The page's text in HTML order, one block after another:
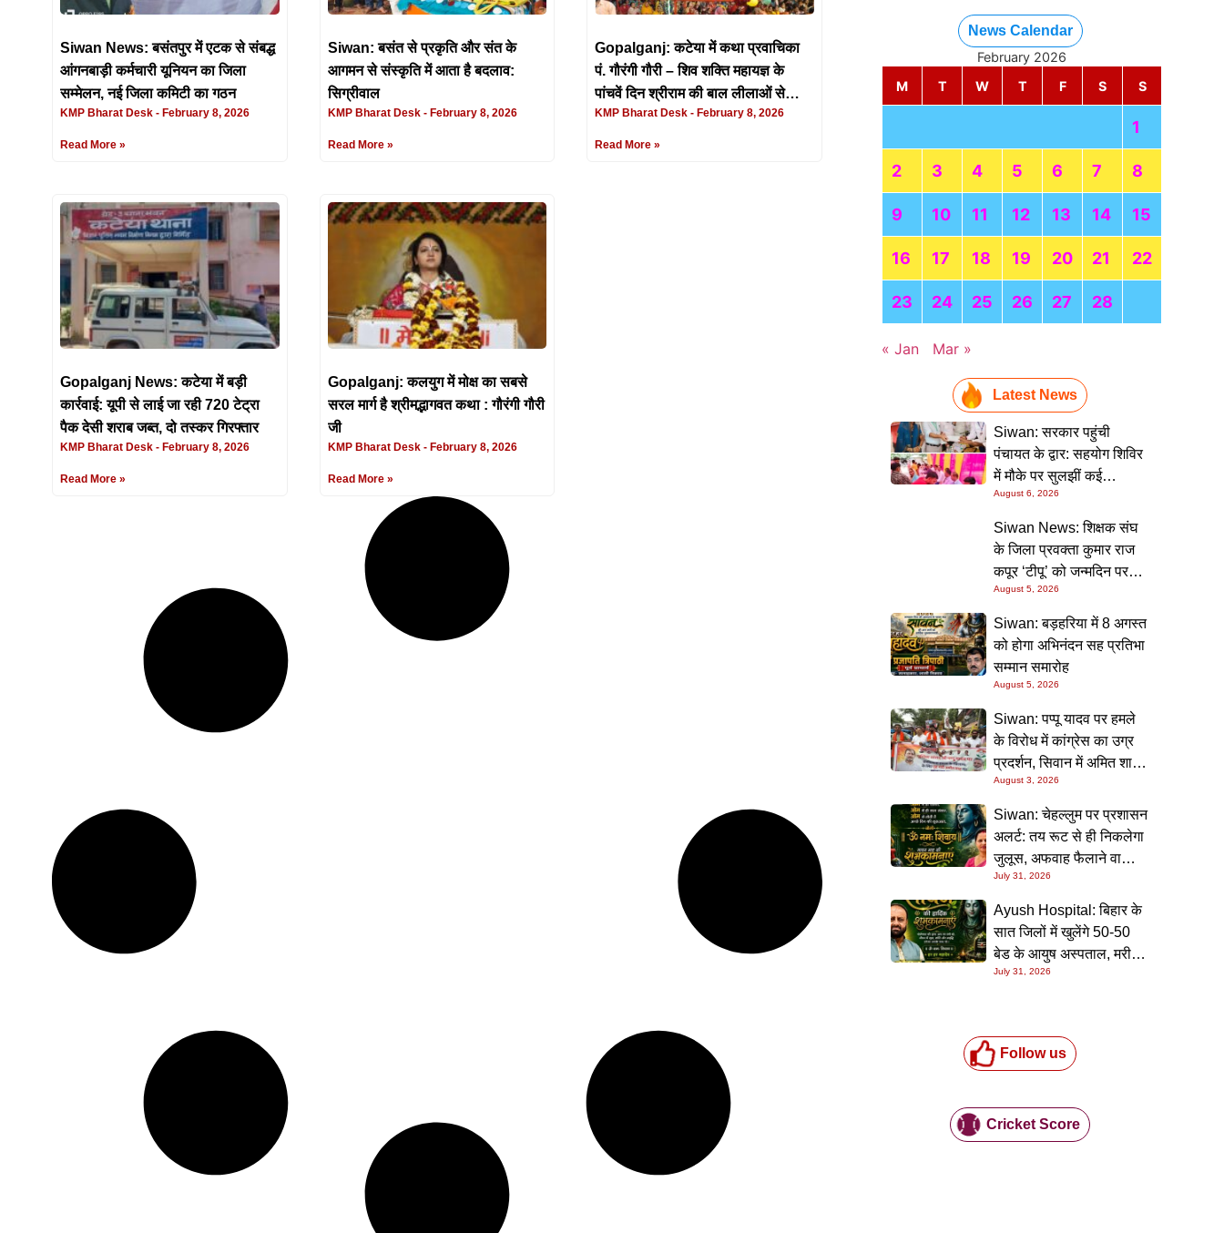
Siwan News: बसंतपुर में एटक से संबद्ध
आंगनबाड़ी कर्मचारी यूनियन का जिला
सम्मेलन, नई जिला कमिटी का गठन
KMP Bharat Desk February 8, 2026
Read More »
Siwan: बसंत से प्रकृति और संत के
आगमन से संस्कृति में आता है बदलाव:
सिग्रीवाल
KMP Bharat Desk February 8, 2026
Read More »
Gopalganj: कटेया में कथा प्रवाचिका
पं. गौरंगी गौरी – शिव शक्ति महायज्ञ के
पांचवें दिन श्रीराम की बाल लीलाओं से
भावविभोर हुए श्रद्धालु
KMP Bharat Desk February 8, 2026
Read More »
Gopalganj News: कटेया में बड़ी
कार्रवाई: यूपी से लाई जा रही 720 टेट्रा
पैक देसी शराब जब्त, दो तस्कर गिरफ्तार
KMP Bharat Desk February 8, 2026
Read More »
Gopalganj: कलयुग में मोक्ष का सबसे
सरल मार्ग है श्रीमद्भागवत कथा : गौरंगी गौरी
जी
KMP Bharat Desk February 8, 2026
Read More »
News Calendar
February 2026
M
T W T F S S
1
2 3 4 5 6 7 8
9 10 11 12 13 14 15
16 17 18 19 20 21 22
23 24 25 26 27 28
« Jan Mar »
Latest News
Siwan: सरकार पहुंची
पंचायत के द्वार: सहयोग शिविर
में मौके पर सुलझीं कई
समस्याएं, 30 दिन में समाधान
की गारंटी
August 6, 2026
Siwan News: शिक्षक संघ
के जिला प्रवक्ता कुमार राज
कपूर ‘टीपू’ को जन्मदिन पर
मिली शुभकामनाओं की सौगात
August 5, 2026
Siwan: बड़हरिया में 8 अगस्त
को होगा अभिनंदन सह प्रतिभा
सम्मान समारोह
August 5, 2026
Siwan: पप्पू यादव पर हमले
के विरोध में कांग्रेस का उग्र
प्रदर्शन, सिवान में अमित शाह
का पुतला फूंका
August 3, 2026
Siwan: चेहल्लुम पर प्रशासन
अलर्ट: तय रूट से ही निकलेगा
जुलूस, अफवाह फैलाने वालों
पर होगी सख्त कार्रवाई
July 31, 2026
Ayush Hospital: बिहार के
सात जिलों में खुलेंगे 50-50
बेड के आयुष अस्पताल, मरीजों
को मुफ्त मिलेगी इलाज और
July 31, 2026
Follow us
Cricket Score